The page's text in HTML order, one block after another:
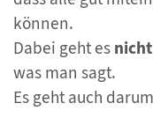
können.
Dabei geht es nicht
was man sagt.
Es geht auch